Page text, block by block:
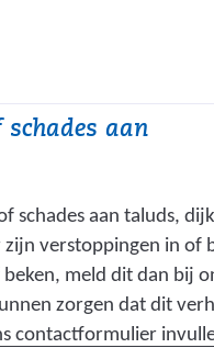
aan
schades aan taluds,
verstoppingen in of
meld dit dan bij
zorgen dat dit
contactformulier